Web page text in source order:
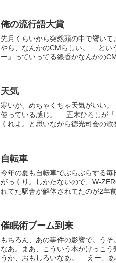
俺の流行語大賞
先月くらいから突然頭の中で響い
やら、なんかのCMらしい。 とい
ー』っていってる線香かなんかの
天気
寒いが、めちゃくちゃ天気がいい
使っている感じ。 五木ひろしが「
くれよ。と思いながら徳光司会の
自転車
今年の夏も自転車でぶらぶらする
がっくり。しかたないので、W-
れてた駅舎が解体されてたのが2年
催眠術ブーム到来
もちろん、あの事件の影響で。
なあ。まあ、こういう本がけっこ
うか、おもしろいなあ。 えー、